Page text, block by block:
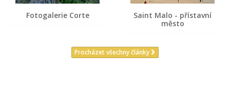
Fotogalerie Corte
Saint Malo - přístavní
město
Procházet všechny články